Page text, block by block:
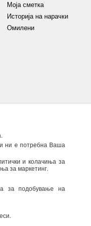
ни е потребна Ваша
и колачиња за
за маркетинг.
за подобување на
Моја сметка
Историја на нарачки
Омилени
преку е-